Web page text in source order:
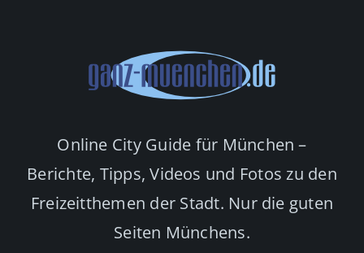
Online City Guide für München –
Berichte, Tipps, Videos und Fotos zu den
Freizeitthemen der Stadt. Nur die guten
Seiten Münchens.